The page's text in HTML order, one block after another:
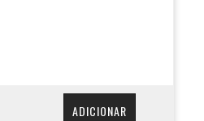
ADICIONAR